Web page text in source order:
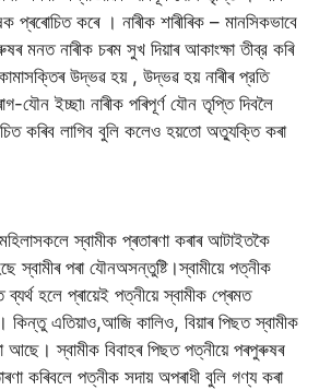
কৰে । নাৰীক শাৰীৰিক – মানসিকভাবে
মনত নাৰীক চৰম সুখ দিয়াৰ আকাংক্ষা তীব্র কৰি
উদ্ভৱ হয় , উদ্ভৱ হয় নাৰীৰ প্রতি
যৌন ইচ্ছা৷ নাৰীক পৰিপূৰ্ণ যৌন তৃপ্তি দিবলৈ
কৰিব লাগিব বুলি কলেও হয়তাে অত্যুক্তি কৰা
স্বামীক প্ৰতাৰণা কৰাৰ আটাইতকৈ
স্বামীৰ পৰা যৌনঅসন্তুষ্টি।স্বামীয়ে পত্নীক
হলে প্ৰায়েই পত্নীয়ে স্বামীক প্ৰেমত
কিন্তু এতিয়াও,আজি কালিও, বিয়াৰ পিছত স্বামীক
আছে। স্বামীক বিবাহৰ পিছত পত্নীয়ে পৰপুৰুষৰ
কৰিবলে পত্নীক সদায় অপৰাধী বুলি গণ্য কৰা